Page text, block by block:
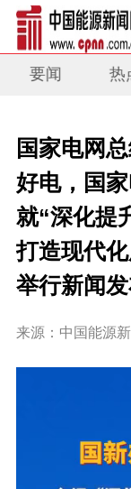
要闻 热
国家电网
好电，国
就“深化提
打造现代
举行新闻
来源：中国能源